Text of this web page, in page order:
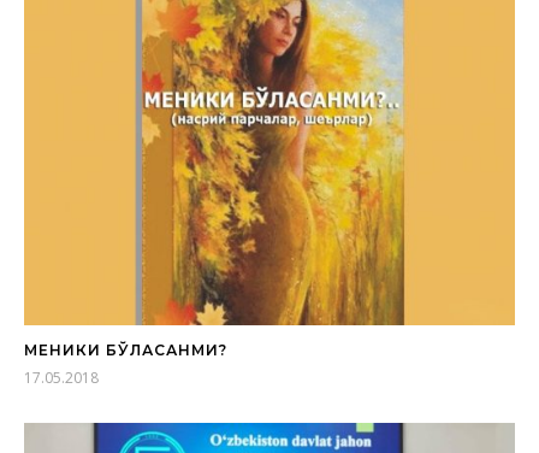
МЕНИКИ БЎЛАСАНМИ?
17.05.2018